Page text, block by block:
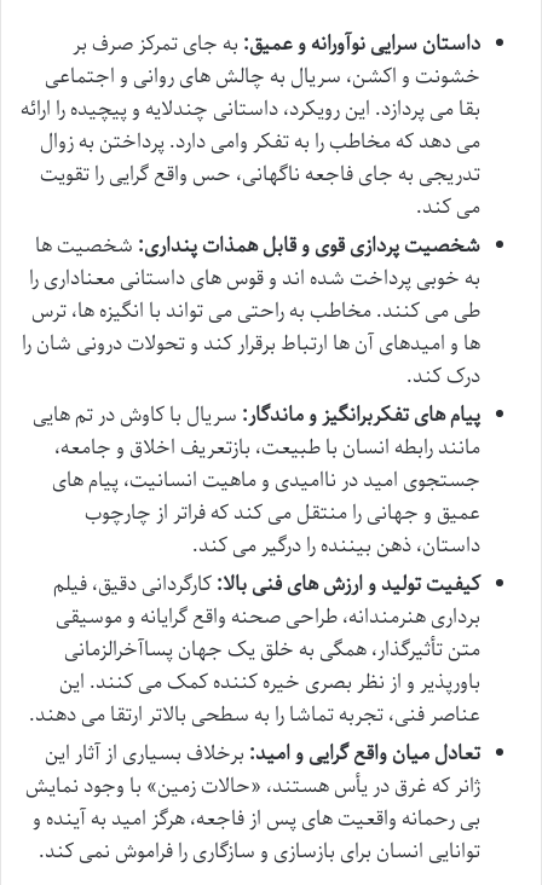
داستان سرایی نوآورانه و عمیق: به جای تمرکز صرف بر
خشونت و اکشن، سریال به چالش های روانی و اجتماعی
بقا می پردازد. این رویکرد، داستانی چندلایه و پیچیده را ارائه
می دهد که مخاطب را به تفکر وامی دارد. پرداختن به زوال
تدریجی به جای فاجعه ناگهانی، حس واقع گرایی را تقویت
می کند.
شخصیت پردازی قوی و قابل همذات پنداری: شخصیت ها
به خوبی پرداخت شده اند و قوس های داستانی معناداری را
طی می کنند. مخاطب به راحتی می تواند با انگیزه ها، ترس
ها و امیدهای آن ها ارتباط برقرار کند و تحولات درونی شان را
درک کند.
پیام های تفکربرانگیز و ماندگار: سریال با کاوش در تم هایی
مانند رابطه انسان با طبیعت، بازتعریف اخلاق و جامعه،
جستجوی امید در ناامیدی و ماهیت انسانیت، پیام های
عمیق و جهانی را منتقل می کند که فراتر از چارچوب
داستان، ذهن بیننده را درگیر می کند.
کیفیت تولید و ارزش های فنی بالا:کارگردانی دقیق، فیلم
برداری هنرمندانه، طراحی صحنه واقع گرایانه و موسیقی
متن تأثیرگذار، همگی به خلق یک جهان پساآخرالزمانی
باورپذیر و از نظر بصری خیره کننده کمک می کنند. این
عناصر فنی، تجربه تماشا را به سطحی بالاتر ارتقا می دهند.
تعادل میان واقع گرایی و امید: برخلاف بسیاری از آثار این
ژانر که غرق در یأس هستند، «حالات زمین» با وجود نمایش
بی رحمانه واقعیت های پس از فاجعه، هرگز امید به آینده و
توانایی انسان برای بازسازی و سازگاری را فراموش نمی کند.